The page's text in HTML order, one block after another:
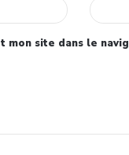
mon site dans le